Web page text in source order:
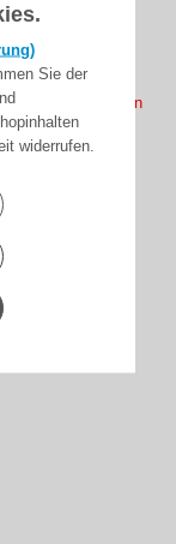
Sie der
widerrufen.
höhe mit
+30cm Volant
die Höhe
Volant 1
zu anklicken